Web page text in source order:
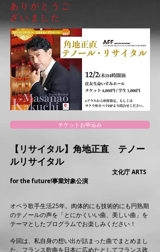
​ありがとうご
ざいました
チケットお申込み
【リサイタル】角地正直 テノー
ルリサイタル
文化庁 ARTS
for the future!事業対象公演
オペラ歌手生活25年。肉体的にも技術的にも円熟期
のテノールの声を「とにかくいい曲、美しい曲」を
テーマとしたプログラムでお楽しみください！
今回は、私自身の想い出が詰まった曲でまとめまし
た。フランス歌曲を日本に広めたとしてフランス政